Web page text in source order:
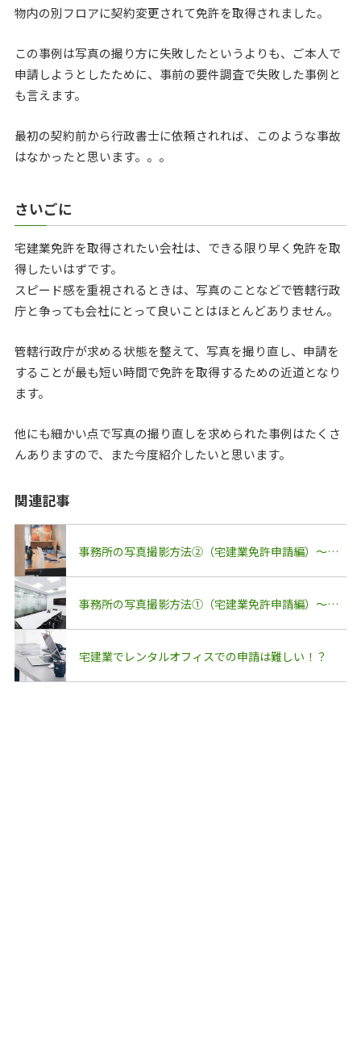
物内の別フロアに契約変更されて免許を取得されました。
この事例は写真の撮り方に失敗したというよりも、ご本人で
申請しようとしたために、事前の要件調査で失敗した事例と
も言えます。
最初の契約前から行政書士に依頼されれば、このような事故
はなかったと思います。。。
さいごに
宅建業免許を取得されたい会社は、できる限り早く免許を取
得したいはずです。
スピード感を重視されるときは、写真のことなどで管轄行政
庁と争っても会社にとって良いことはほとんどありません。
管轄行政庁が求める状態を整えて、写真を撮り直し、申請を
することが最も短い時間で免許を取得するための近道となり
ます。
他にも細かい点で写真の撮り直しを求められた事例はたくさ
んありますので、また今度紹介したいと思います。
関連記事
事務所の写真撮影方法②（宅建業免許申請編）～イレギュラーな案件
事務所の写真撮影方法①（宅建業免許申請編）～必要な写真と注意点
宅建業でレンタルオフィスでの申請は難しい！？